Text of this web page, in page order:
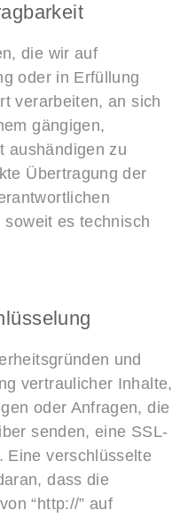
die wir auf
oder in Erfüllung
verarbeiten, an sich
gängigen,
aushändigen zu
Übertragung der
es technisch
und
vertraulicher Inhalte,
oder Anfragen, die
senden, eine SSL-
Eine verschlüsselte
dass die
“http://” auf